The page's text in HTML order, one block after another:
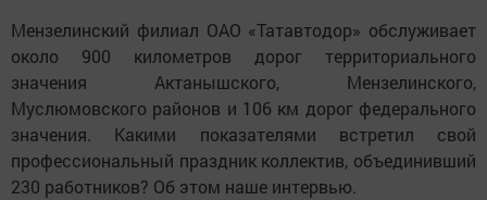
Мензелинский филиал ОАО «Татавтодор» обслуживает
около 900 километров дорог территориального
значения Актанышского, Мензелинского,
Муслюмовского районов и 106 км дорог федерального
значения. Какими показателями встретил свой
профессиональный праздник коллектив, объединивший
230 работников? Об этом наше интервью.